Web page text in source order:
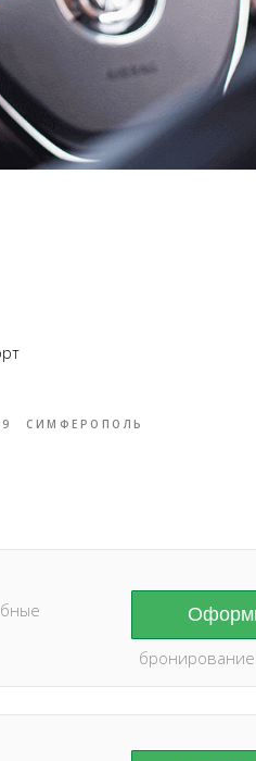
СИМФЕРОПОЛЬ